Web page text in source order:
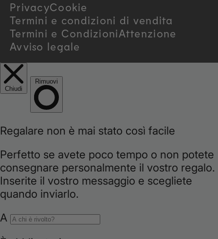
y
/
r
e
g
i
o
n
PrivacyCookie
Termini e condizioni di vendita
Termini e CondizioniAttenzione
Avviso legale